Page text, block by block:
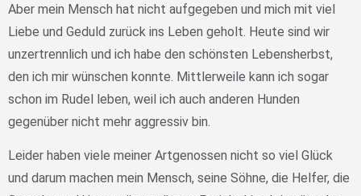
Aber mein Mensch hat nicht aufgegeben und mich mit viel
Liebe und Geduld zurück ins Leben geholt. Heute sind wir
unzertrennlich und ich habe den schönsten Lebensherbst,
den ich mir wünschen konnte. Mittlerweile kann ich sogar
schon im Rudel leben, weil ich auch anderen Hunden
gegenüber nicht mehr aggressiv bin.
Leider haben viele meiner Artgenossen nicht so viel Glück
und darum machen mein Mensch, seine Söhne, die Helfer, die